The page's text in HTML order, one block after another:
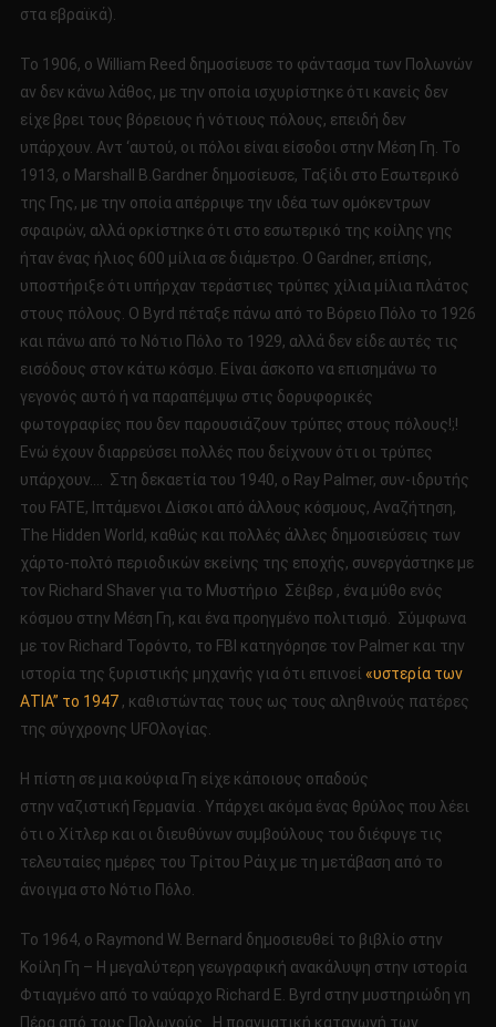
στα εβραϊκά).
Το 1906, ο William Reed δημοσίευσε το φάντασμα των Πολωνών
αν δεν κάνω λάθος, με την οποία ισχυρίστηκε ότι κανείς δεν
είχε βρει τους βόρειους ή νότιους πόλους, επειδή δεν
υπάρχουν. Αντ ‘αυτού, οι πόλοι είναι είσοδοι στην Μέση Γη. Το
1913, ο Marshall B.Gardner δημοσίευσε, Ταξίδι στο Εσωτερικό
της Γης, με την οποία απέρριψε την ιδέα των ομόκεντρων
σφαιρών, αλλά ορκίστηκε ότι στο εσωτερικό της κοίλης γης
ήταν ένας ήλιος 600 μίλια σε διάμετρο. Ο Gardner, επίσης,
υποστήριξε ότι υπήρχαν τεράστιες τρύπες χίλια μίλια πλάτος
στους πόλους. Ο Byrd πέταξε πάνω από το Βόρειο Πόλο το 1926
και πάνω από το Νότιο Πόλο το 1929, αλλά δεν είδε αυτές τις
εισόδους στον κάτω κόσμο. Είναι άσκοπο να επισημάνω το
γεγονός αυτό ή να παραπέμψω στις δορυφορικές
φωτογραφίες που δεν παρουσιάζουν τρύπες στους πόλους!;!
Ενώ έχουν διαρρεύσει πολλές που δείχνουν ότι οι τρύπες
υπάρχουν…. Στη δεκαετία του 1940, ο Ray Palmer, συν-ιδρυτής
του FATE, Ιπτάμενοι Δίσκοι από άλλους κόσμους, Αναζήτηση,
The Hidden World, καθώς και πολλές άλλες δημοσιεύσεις των
χάρτο-πολτό περιοδικών εκείνης της εποχής, συνεργάστηκε με
τον Richard Shaver για το Μυστήριο Σέιβερ , ένα μύθο ενός
κόσμου στην Μέση Γη, και ένα προηγμένο πολιτισμό. Σύμφωνα
με τον Richard Τορόντο, το FBI κατηγόρησε τον Palmer και την
ιστορία της ξυριστικής μηχανής για ότι επινοεί «υστερία των
ΑΤΙΑ” το 1947, καθιστώντας τους ως τους αληθινούς πατέρες
της σύγχρονης UFOλογίας.
Η πίστη σε μια κούφια Γη είχε κάποιους οπαδούς
στην ναζιστική Γερμανία . Υπάρχει ακόμα ένας θρύλος που λέει
ότι ο Χίτλερ και οι διευθύνων συμβούλους του διέφυγε τις
τελευταίες ημέρες του Τρίτου Ράιχ με τη μετάβαση από το
άνοιγμα στο Νότιο Πόλο.
Το 1964, ο Raymond W. Bernard δημοσιευθεί το βιβλίο στην
Κοίλη Γη – Η μεγαλύτερη γεωγραφική ανακάλυψη στην ιστορία
Φτιαγμένο από το ναύαρχο Richard E. Byrd στην μυστηριώδη γη
Πέρα από τους Πολωνούς . Η πραγματική καταγωγή των